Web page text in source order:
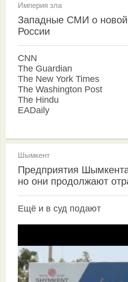
Империя зла
Западные СМИ о новой
России
CNN
The Guardian
The New York Times
The Washington Post
The Hindu
EADaily
Шымкент
Предприятия
но они продолжают
Ещё и в суд подают